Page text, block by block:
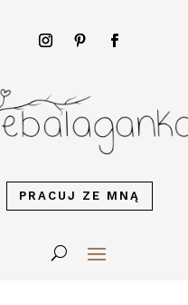
PRACUJ ZE MNĄ